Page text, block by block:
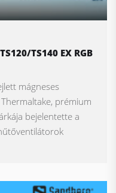
TS140 EX RGB
mágneses
prémium
bejelentette a